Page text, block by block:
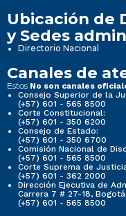
Ubicación de
y Sedes
Directorio Nacional
Canales de
Estos No son canales
Consejo Superior de la
(+57) 601 - 565 8500
Corte Constitucional:
(+57) 601 - 350 6200
Consejo de Estado:
(+57) 601 - 350 6700
Comisión Nacional de
(+57) 601 - 565 8500
Corte Suprema de
(+57) 601 - 362 2000
Dirección Ejecutiva de
Carrera 7 # 27-18, Bogotá
(+57) 601 - 565 8500